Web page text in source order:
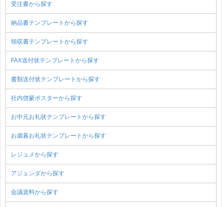
受注書から探す
納品書テンプレートから探す
領収書テンプレートから探す
FAX送付状テンプレートから探す
書類送付状テンプレートから探す
社内啓蒙ポスターから探す
お中元お礼状テンプレートから探す
お歳暮お礼状テンプレートから探す
レジュメから探す
アジェンダから探す
会議資料から探す